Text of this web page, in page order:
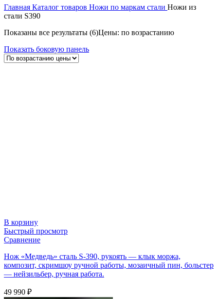
Главная Каталог товаров Ножи по маркам стали Ножи из
стали S390
Показаны все результаты (6)Цены: по возрастанию
Показать боковую панель
В корзину
Быстрый просмотр
Сравнение
Нож «Медведь» сталь S-390, рукоять — клык моржа,
композит, скримшоу ручной работы, мозаичный пин, больстер
— нейзильбер, ручная работа.
49 990 ₽